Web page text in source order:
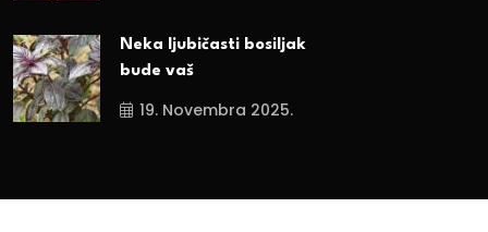
Neka ljubičasti bosiljak
bude vaš
19. Novembra 2025.